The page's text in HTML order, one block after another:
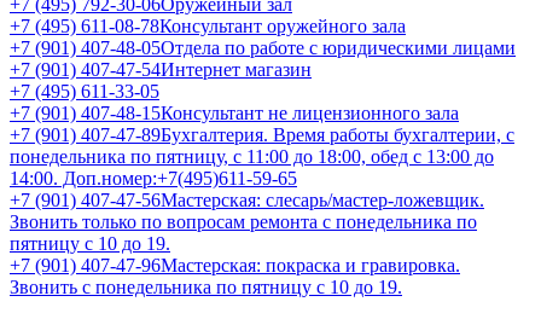
+7 (495) 792-30-06Оружейный зал
+7 (495) 611-08-78Консультант оружейного зала
+7 (901) 407-48-05Отдела по работе с юридическими лицами
+7 (901) 407-47-54Интернет магазин
+7 (495) 611-33-05
+7 (901) 407-48-15Консультант не лицензионного зала
+7 (901) 407-47-89Бухгалтерия. Время работы бухгалтерии, с
понедельника по пятницу, с 11:00 до 18:00, обед с 13:00 до
14:00. Доп.номер:+7(495)611-59-65
+7 (901) 407-47-56Мастерская: слесарь/мастер-ложевщик.
Звонить только по вопросам ремонта с понедельника по
пятницу с 10 до 19.
+7 (901) 407-47-96Мастерская: покраска и гравировка.
Звонить с понедельника по пятницу с 10 до 19.